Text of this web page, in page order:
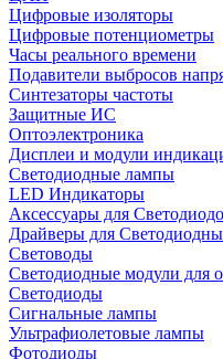
Цифровые изоляторы
Цифровые потенциометры
Часы реального времени
Подавители выбросов
Синтезаторы частоты
Защитные ИС
Оптоэлектроника
Дисплеи и модули
Светодиодные лампы
LED Индикаторы
Аксессуары для
Драйверы для
Световоды
Светодиодные модули для
Светодиоды
Сигнальные лампы
Ультрафиолетовые лампы
Фотодиоды